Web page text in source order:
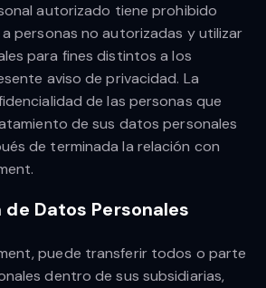
autorizado tiene prohibido
personas no autorizadas y utilizar
para fines distintos a los
aviso de privacidad. La
de las personas que
de sus datos personales
de terminada la relación con
Datos Personales
puede transferir todos o parte
dentro de sus subsidiarias,